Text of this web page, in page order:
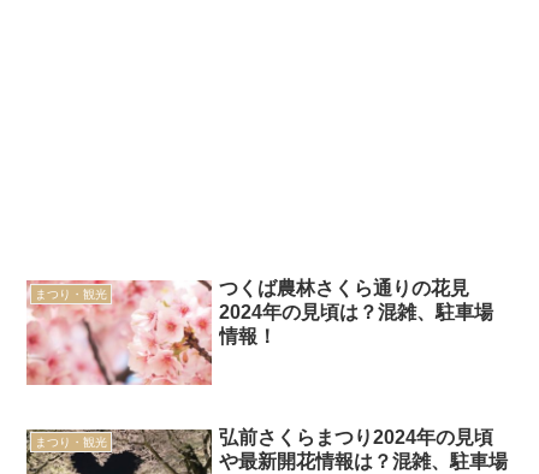
まつり・観光
つくば農林さくら通りの花見
2024年の見頃は？混雑、駐車場
情報！
まつり・観光
弘前さくらまつり2024年の見頃
や最新開花情報は？混雑、駐車場